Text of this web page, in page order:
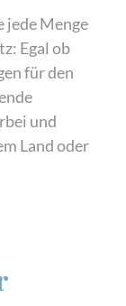
jede Menge
Egal ob
für den
und
Land oder